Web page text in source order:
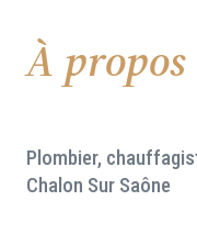
À propos
Plombier,
Chalon Sur Saône